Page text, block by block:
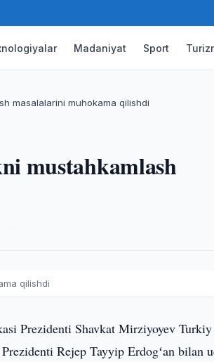
Madaniyat Sport
masalalarini muhokama qilishdi
mustahkamlash
qilishdi
Prezidenti Shavkat Mirziyoyev
Rejep Tayyip Erdogʻan bilan